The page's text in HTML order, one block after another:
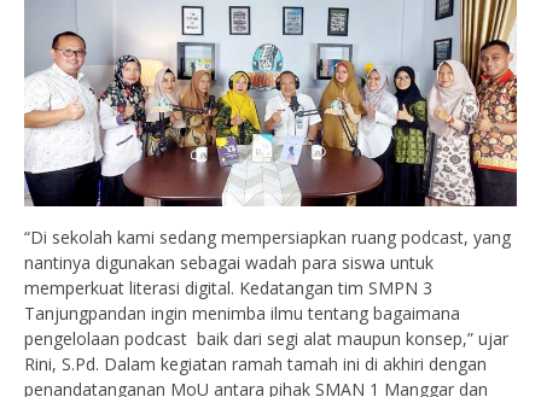
“Di sekolah kami sedang mempersiapkan ruang podcast, yang
nantinya digunakan sebagai wadah para siswa untuk
memperkuat literasi digital. Kedatangan tim SMPN 3
Tanjungpandan ingin menimba ilmu tentang bagaimana
pengelolaan podcast baik dari segi alat maupun konsep,” ujar
Rini, S.Pd. Dalam kegiatan ramah tamah ini di akhiri dengan
penandatanganan MoU antara pihak SMAN 1 Manggar dan